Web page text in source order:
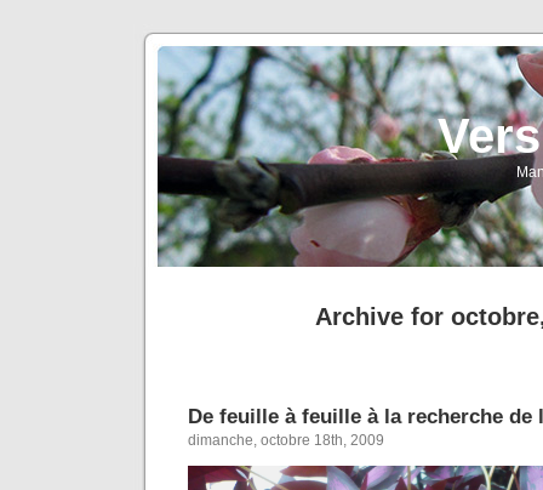
Archive for
De feuille à feuille à la recherche de
dimanche, octobre 18th, 2009